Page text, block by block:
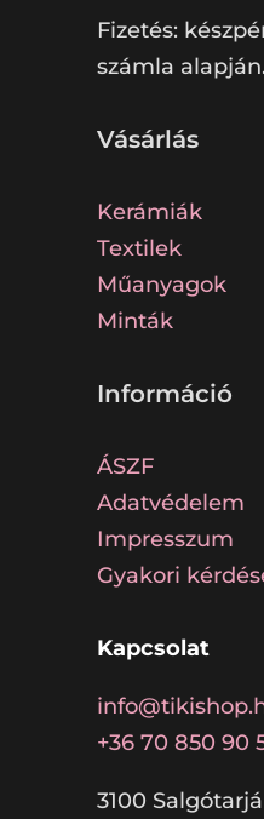
Fizetés:
számla
Vásárlás
Kerámiák
Textilek
Műanyagok
Minták
Információ
ÁSZF
Adatvédelem
Impresszum
Gyakori
Kapcsolat
+36 70 850 90
3100